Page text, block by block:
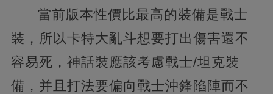
當前版本性價比最高的裝備是戰士
裝，所以卡特大亂斗想要打出傷害還不
容易死，神話裝應該考慮戰士/坦克裝
備，并且打法要偏向戰士沖鋒陷陣而不